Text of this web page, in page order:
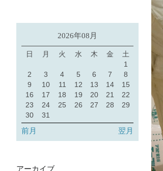
2026年08月
日 月 火 水 木 金
土
1
2
3 4 5 6 7
8
9
10 11 12 13 14
15
16
17 18 19 20 21
22
23
24 25 26 27 28
29
30
31
前月 翌月
アーカイブ